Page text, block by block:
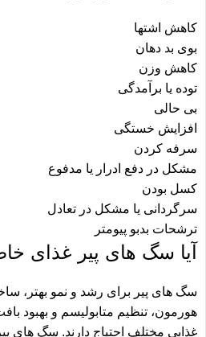
کاهش اشتها
بوی بد دهان
کاهش وزن
توده یا برآمدگی
بی حالی
افزایش خستگی
سرفه کردن
مشکل در دفع ادرار یا مدفوع
کسل بودن
سرگردانی یا مشکل در تعادل
ترشحات بدبو پیومتر
آیا سگ های پیر غذای
سگ های پیر برای رشد و نمو بهتر،
هورمون، تنظیم متابولیسم و بهبود
غذایی مختلف احتیاج دارند. سگ های